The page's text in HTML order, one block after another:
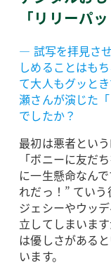
「リリーパ
― 試写を拝見さ
しめることはも
て大人もグッと
瀬さんが演じた
でしたか？
最初は悪者とい
「ボニーに友だ
に一生懸命なん
れだっ！” ていう
ジェシーやウッ
立してしまいま
は優しさがある
います。